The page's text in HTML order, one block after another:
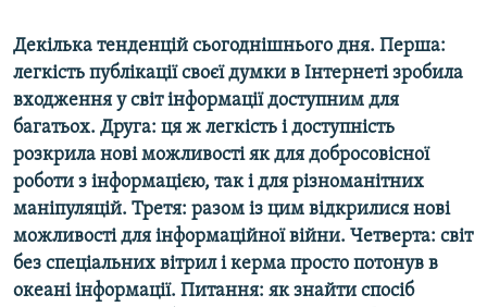
Усі сайти RFE/RL
Декілька тенденцій сьогоднішнього дня. Перша:
легкість публікації своєї думки в Інтернеті зробила
входження у світ інформації доступним для
багатьох. Друга: ця ж легкість і доступність
розкрила нові можливості як для добросовісної
роботи з інформацією, так і для різноманітних
маніпуляцій. Третя: разом із цим відкрилися нові
можливості для інформаційної війни. Четверта: світ
без спеціальних вітрил і керма просто потонув в
океані інформації. Питання: як знайти спосіб